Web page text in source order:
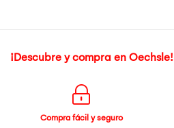
¡Descubre y compra en Oechsle!
Compra fácil y seguro